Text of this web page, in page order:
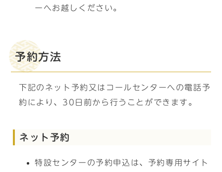
ーへお越しください。
予約方法
下記のネット予約又はコールセンターへの電話予
約により、30日前から行うことができます。
ネット予約
特設センターの予約申込は、予約専用サイト